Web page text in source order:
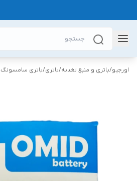
اورجیو/باتری و منبع تغذیه/باتری/باتری سامسونگ